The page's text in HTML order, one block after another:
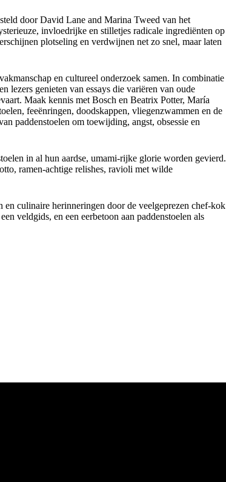
door David Lane and Marina Tweed van het
invloedrijke en stilletjes radicale ingrediënten op
plotseling en verdwijnen net zo snel, maar laten
en cultureel onderzoek samen. In combinatie
lezers genieten van essays die variëren van oude
Maak kennis met Bosch en Beatrix Potter, María
feeënringen, doodskappen, vliegenzwammen en de
paddenstoelen om toewijding, angst, obsessie en
in al hun aardse, umami-rijke glorie worden gevierd.
ramen-achtige relishes, ravioli met wilde
culinaire herinneringen door de veelgeprezen chef-kok
veldgids, en een eerbetoon aan paddenstoelen als